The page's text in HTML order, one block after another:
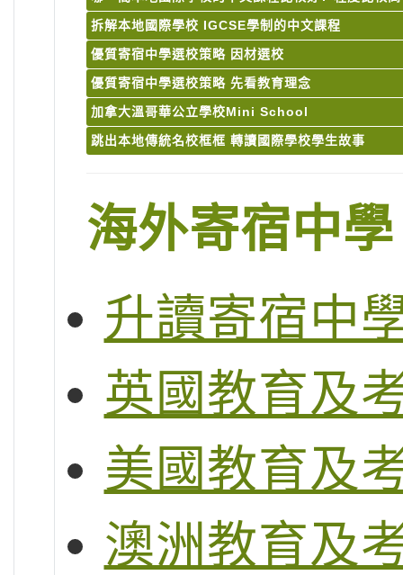
拆解本地國際學校 IGCSE學制的中文課程
優質寄宿中學選校策略 因材選校
優質寄宿中學選校策略 先看教育理念
加拿大溫哥華公立學校Mini School
跳出本地傳統名校框框 轉讀國際學校學生故事
海外寄宿中學
升讀寄宿中
英國教育及
美國教育及
澳洲教育及